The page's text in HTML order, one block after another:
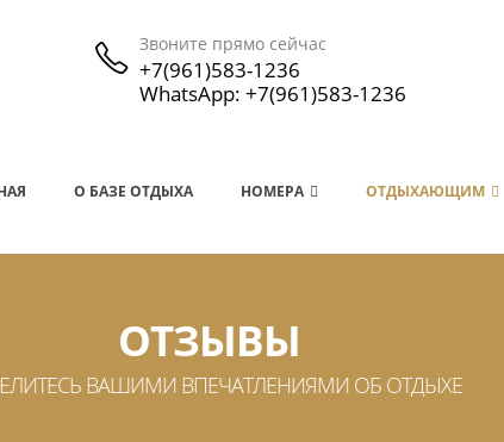
Звоните прямо сейчас
+7(961)583-1236
WhatsApp: +7(961)583-1236
О БАЗЕ ОТДЫХА НОМЕРА ОТДЫХАЮЩИМ
ОТЗЫВЫ
ВАШИМИ ВПЕЧАТЛЕНИЯМИ ОБ ОТДЫХЕ